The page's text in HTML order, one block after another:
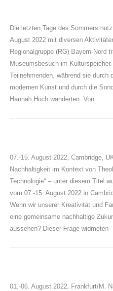
Die letzten Tage des Sommers
August 2022 mit diversen
Regionalgruppe (RG) Bayern-Nord
Museumsbesuch im
Teilnehmenden, während sie durch
modernen Kunst und durch die
Hannah Höch wanderten. Von
07.-15. August 2022, Cambridge,
Nachhaltigkeit im Kontext von
Technologie“ – unter diesem Titel
vom 07.-15. August 2022 in
Wenn wir unserer Kreativität und
eine gemeinsame nachhaltige
aussehen? Dieser Frage widmeten
01.-06. August 2022, Frankfurt/M.